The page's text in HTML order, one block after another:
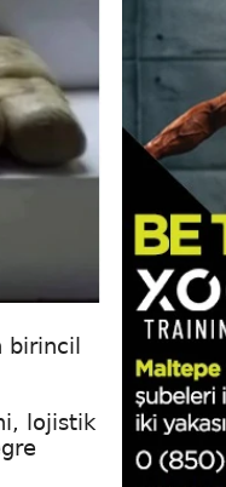
birincil
lojistik